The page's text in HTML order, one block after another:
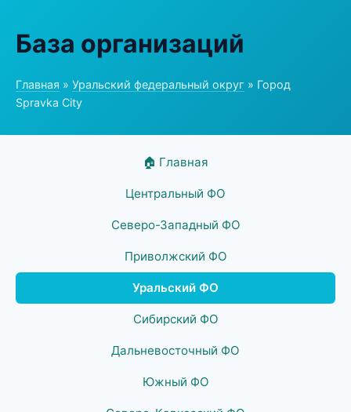
База организаций
Главная » Уральский федеральный округ » Город
Spravka City
🏠 Главная
Центральный ФО
Северо-Западный ФО
Приволжский ФО
Уральский ФО
Сибирский ФО
Дальневосточный ФО
Южный ФО